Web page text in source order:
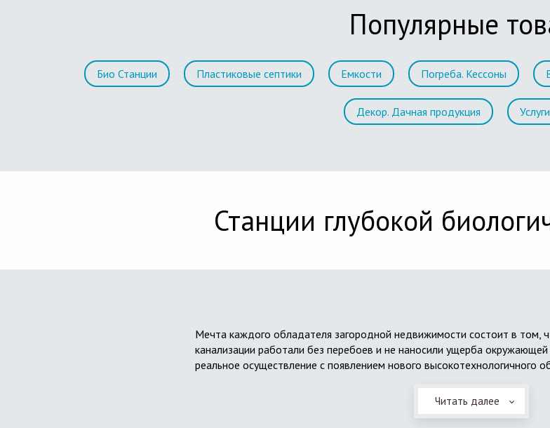
Популярные
Био Станции Пластиковые септики Емкости Погреба. Кессоны
Декор. Дачная продукция
Станции глубокой
Мечта каждого обладателя загородной недвижимости состоит в том,
канализации работали без перебоев и не наносили ущерба
реальное осуществление с появлением нового высокотехнологичного
Читать далее